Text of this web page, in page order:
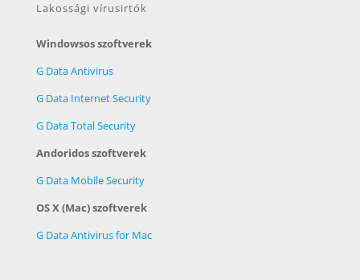
Lakossági vírusirtók
Windowsos szoftverek
G Data Antivirus
G Data Internet Security
G Data Total Security
Andoridos szoftverek
G Data Mobile Security
OS X (Mac) szoftverek
G Data Antivirus for Mac